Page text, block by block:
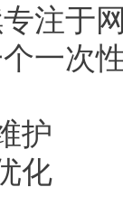
于网
次性
护
化